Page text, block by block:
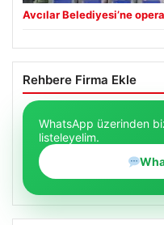
Avcılar Belediyesi’ne
Rehbere Firma Ekle
WhatsApp üzerinden
listeleyelim.